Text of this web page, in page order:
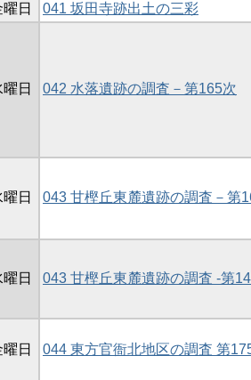
日
041 坂田寺跡出土の三彩
日 042 水落遺跡の調査－第165次
日 043 甘樫丘東麓遺跡の調査－第
日 043 甘樫丘東麓遺跡の調査 -第
日 044 東方官衙北地区の調査 第